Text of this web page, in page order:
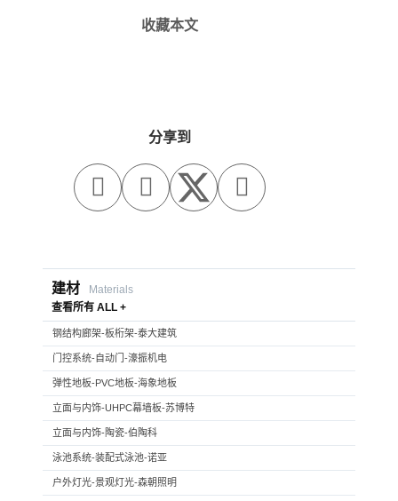
收藏本文
分享到
  
建材
Materials
查看所有 ALL +
钢结构廊架-板桁架-泰大建筑
门控系统-自动门-濠振机电
弹性地板-PVC地板-海象地板
立面与内饰-UHPC幕墙板-苏博特
立面与内饰-陶瓷-伯陶科
泳池系统-装配式泳池-诺亚
户外灯光-景观灯光-森朝照明